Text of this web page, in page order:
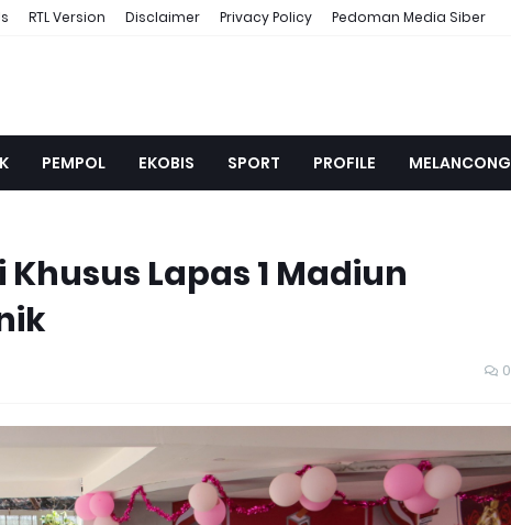
RTL Version Disclaimer Privacy Policy Pedoman Media Siber
PEMPOL EKOBIS SPORT PROFILE MELANCONG
Khusus Lapas 1 Madiun
0